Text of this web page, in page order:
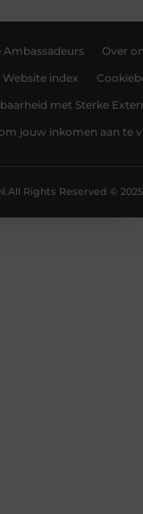
Ambassadeurs Over
Website index
met Sterke
jouw inkomen aan te
All Rights Reserved © 2025